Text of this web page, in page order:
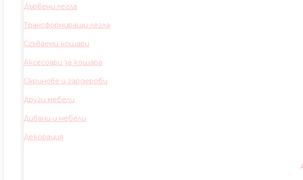
Дървени легла
Трансформиращи легла
Сгъваеми кошари
Аксесоари за кошара
Скринове и гардероби
Други мебели
Дивани и мебели
Декорация